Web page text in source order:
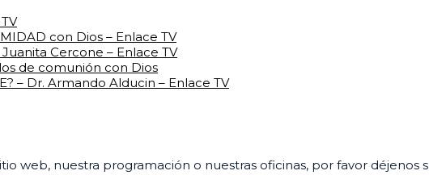
con Dios – Enlace TV
Cercone – Enlace TV
de comunión con Dios
– Dr. Armando Alducin – Enlace TV
web, nuestra programación o nuestras oficinas, por favor